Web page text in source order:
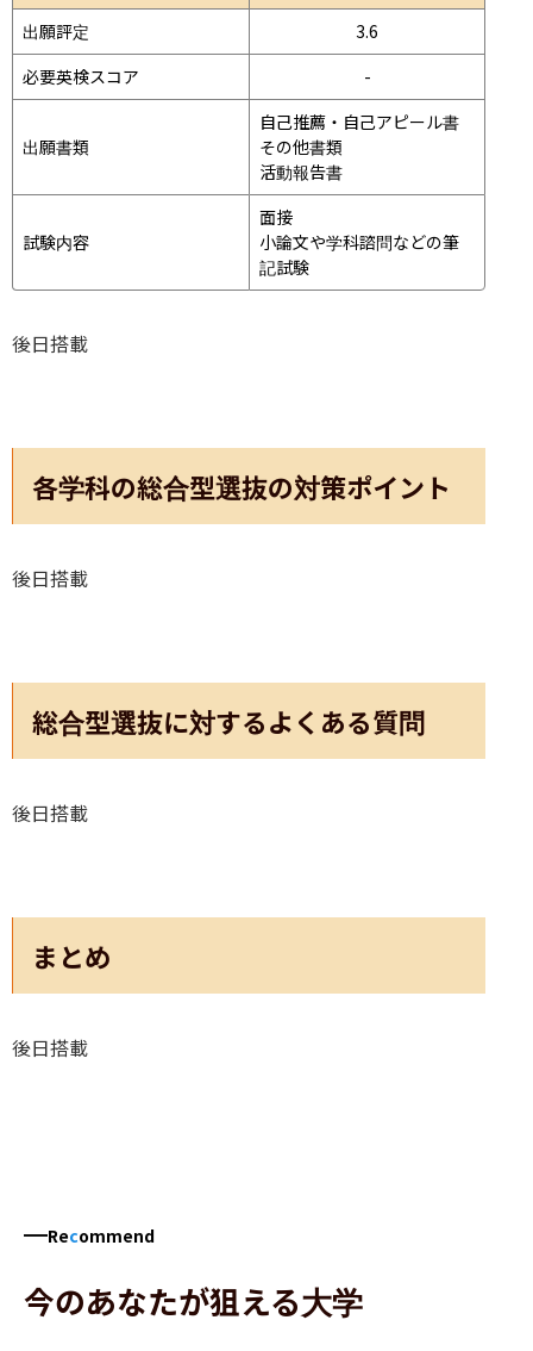
出願評定
3.6
必要英検スコア
-
出願書類
自己推薦・自己アピール書
その他書類
活動報告書
試験内容
面接
小論文や学科諮問などの筆
記試験
後日搭載
各学科の総合型選抜の対策ポイント
後日搭載
総合型選抜に対するよくある質問
後日搭載
まとめ
後日搭載
Recommend
今のあなたが狙える大学